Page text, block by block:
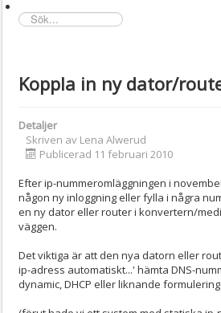
sök...
Koppla in ny dator/
Detaljer
Skriven av Lena Alwerud
Publicerad 11 februari 2010
Efter ip-nummeromläggningen i
någon ny inloggning eller fylla i några
en ny dator eller router i konvertern/
väggen.
Det viktiga är att den nya datorn eller
ip-adress automatiskt...' hämta DNS-
dynamic, DHCP eller liknande